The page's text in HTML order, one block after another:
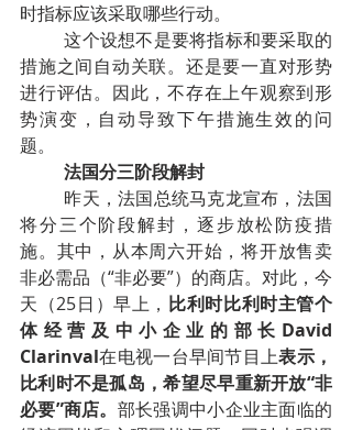
时指标应该采取哪些行动。
这个设想不是要将指标和要采取的
措施之间自动关联。还是要一直对形势
进行评估。因此，不存在上午观察到形
势演变，自动导致下午措施生效的问
题。
法国分三阶段解封
昨天，法国总统马克龙宣布，法国
将分三个阶段解封，逐步放松防疫措
施。其中，从本周六开始，将开放售卖
非必需品（“非必要”）的商店。对此，今
天（25日）早上， 比利时比利时主管个
体经营及中小企业的部长David
Clarinval在电视一台早间节目上表示，
比利时不是孤岛，希望尽早重新开放“非
必要”商店。 部长强调中小企业主面临的